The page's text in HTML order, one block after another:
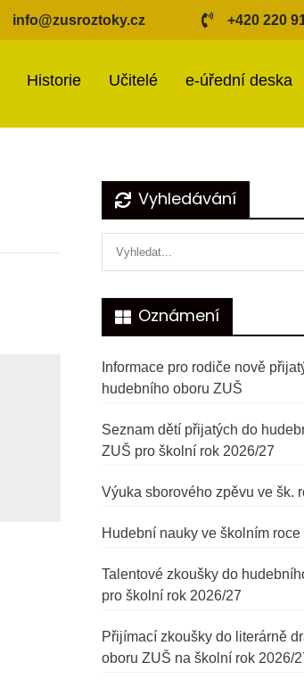
info@zusroztoky.cz +420 220
Historie Učitelé e-úřední deska
Vyhledávání
Oznámení
Informace pro rodiče nově
hudebního oboru ZUŠ
Seznam dětí přijatých do
ZUŠ pro školní rok 2026/27
Výuka sborového zpěvu ve šk.
Hudební nauky ve školním roce
Talentové zkoušky do
pro školní rok 2026/27
Přijímací zkoušky do literárně
oboru ZUŠ na školní rok 2026/